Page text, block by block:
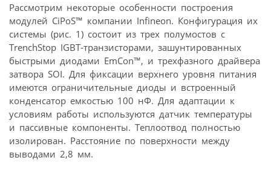
Рассмотрим некоторые особенности построения
модулей CiPoS™ компании Infineon. Конфигурация их
системы (рис. 1) состоит из трех полумостов с
TrenchStop IGBT-транзисторами, зашунтированных
быстрыми диодами EmCon™, и трехфазного драйвера
затвора SOI. Для фиксации верхнего уровня питания
имеются ограничительные диоды и встроенный
конденсатор емкостью 100 нФ. Для адаптации к
условиям работы используются датчик температуры
и пассивные компоненты. Теплоотвод полностью
изолирован. Расстояние по поверхности между
выводами 2,8 мм.